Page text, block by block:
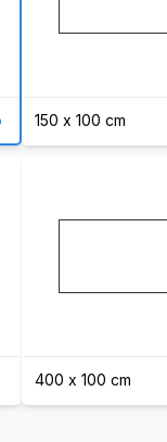
150 x 100 cm
400 x 100 cm